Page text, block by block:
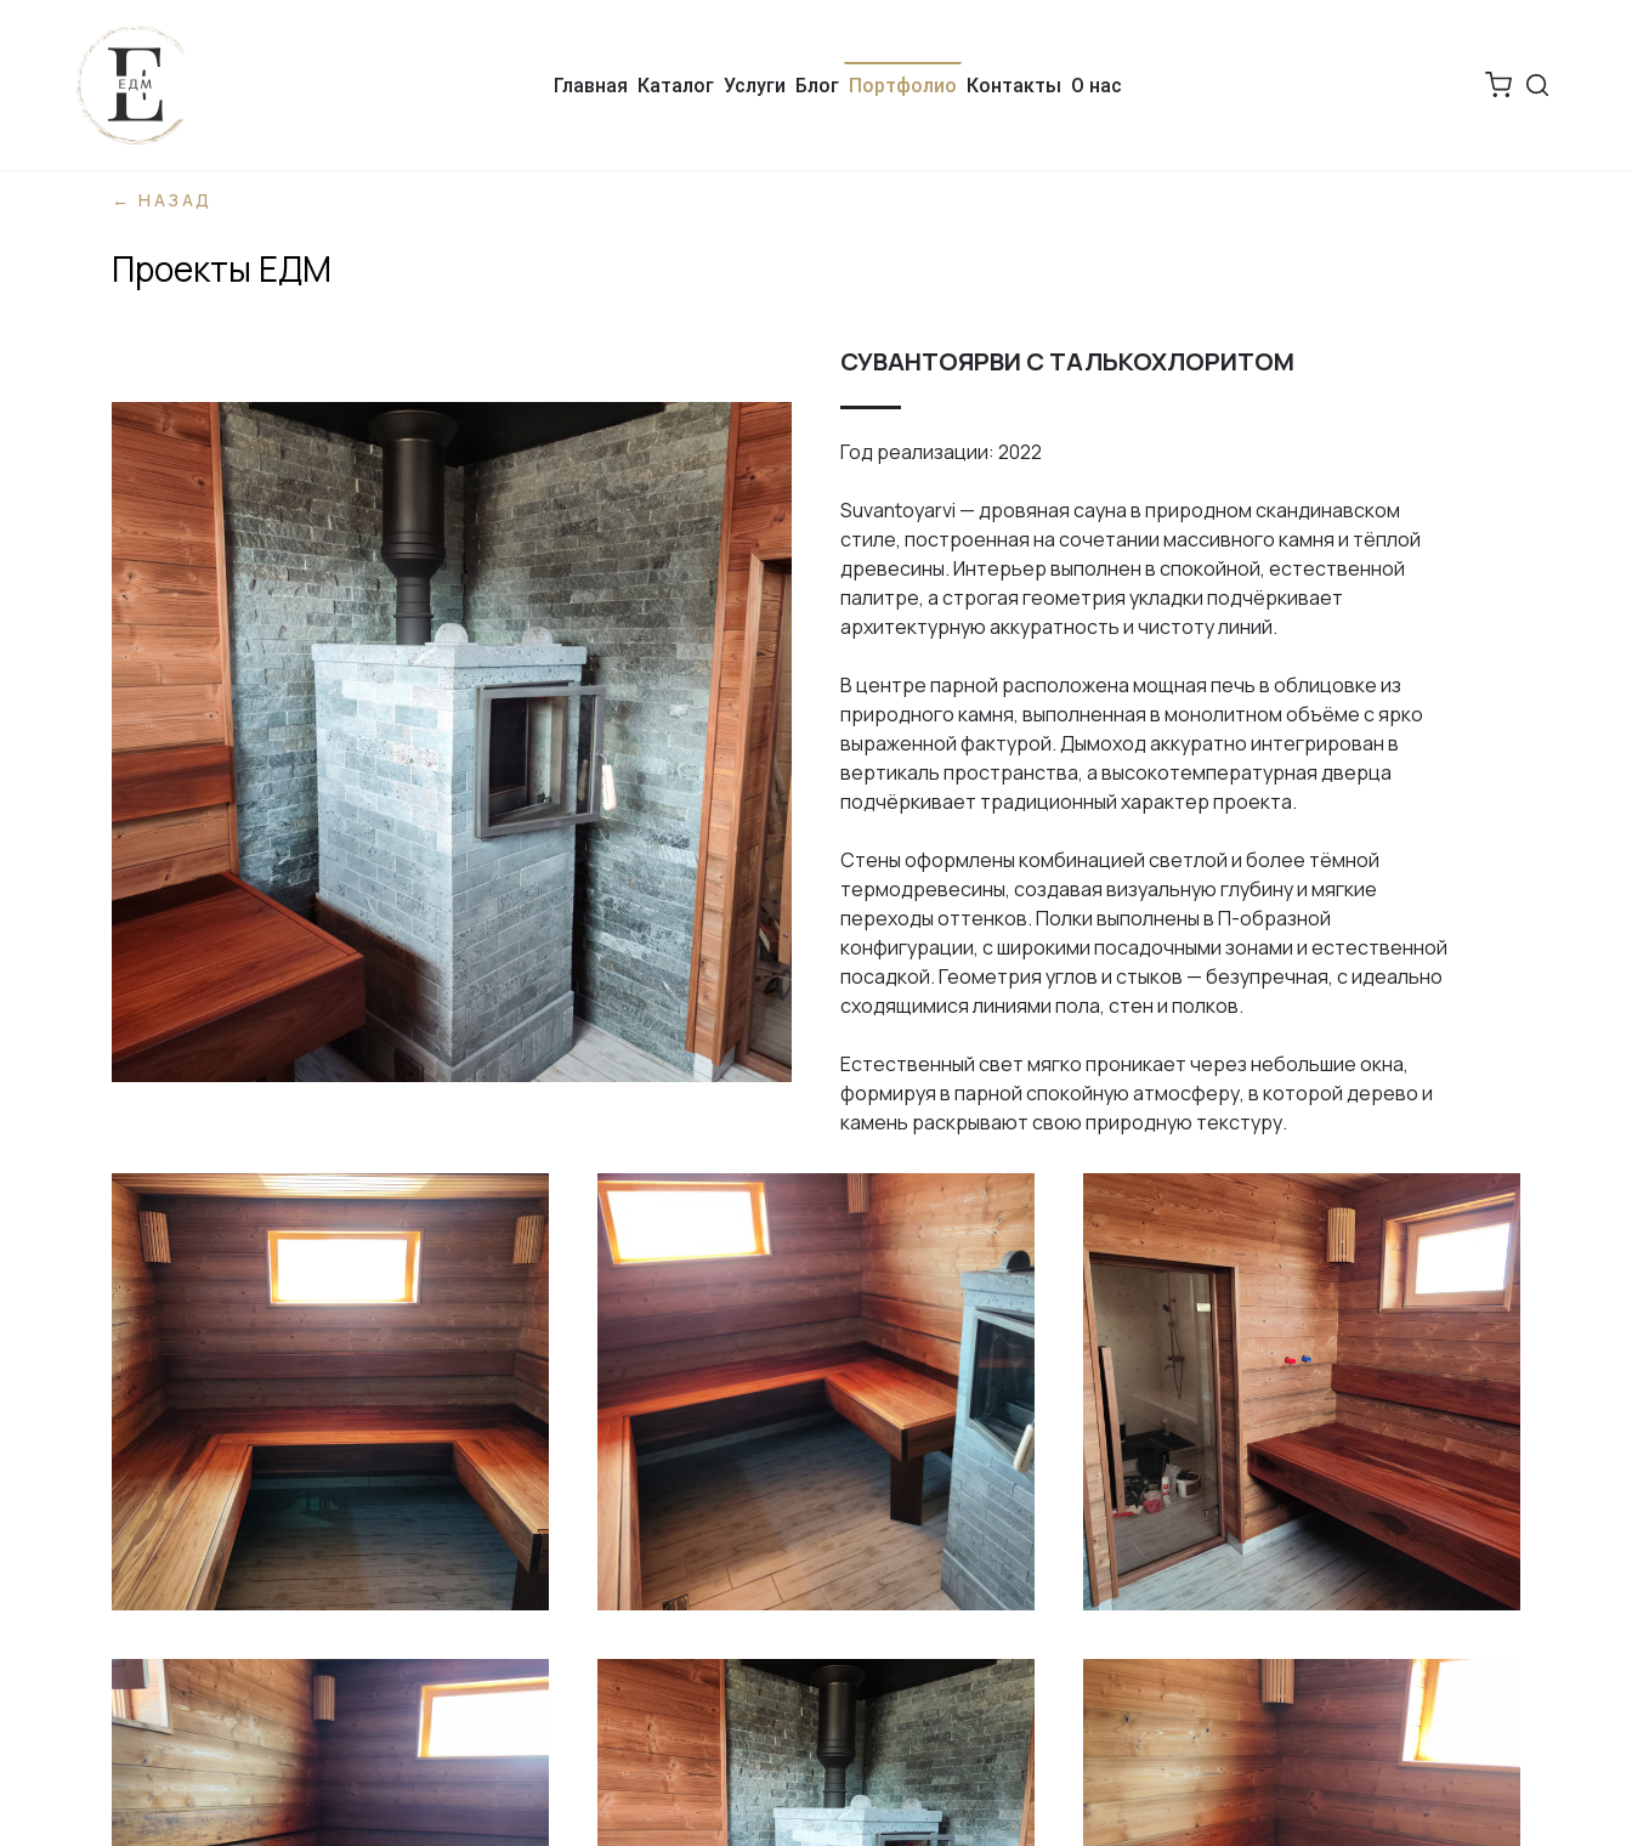
Главная Каталог Услуги Блог Портфолио Контакты О нас
← НАЗАД
Проекты ЕДМ
СУВАНТОЯРВИ С ТАЛЬКОХЛОРИТОМ
Год реализации: 2022
Suvantoyarvi — дровяная сауна в природном скандинавском
стиле, построенная на сочетании массивного камня и тёплой
древесины. Интерьер выполнен в спокойной, естественной
палитре, а строгая геометрия укладки подчёркивает
архитектурную аккуратность и чистоту линий.
В центре парной расположена мощная печь в облицовке из
природного камня, выполненная в монолитном объёме с ярко
выраженной фактурой. Дымоход аккуратно интегрирован в
вертикаль пространства, а высокотемпературная дверца
подчёркивает традиционный характер проекта.
Стены оформлены комбинацией светлой и более тёмной
термодревесины, создавая визуальную глубину и мягкие
переходы оттенков. Полки выполнены в П-образной
конфигурации, с широкими посадочными зонами и естественной
посадкой. Геометрия углов и стыков — безупречная, с идеально
сходящимися линиями пола, стен и полков.
Естественный свет мягко проникает через небольшие окна,
формируя в парной спокойную атмосферу, в которой дерево и
камень раскрывают свою природную текстуру.